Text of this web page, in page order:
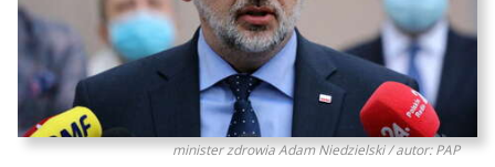
minister zdrowia Adam Niedzielski / autor: PAP